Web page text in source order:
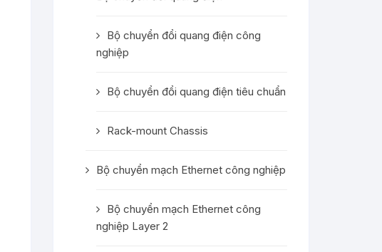
Bộ chuyển đổi quang điện công
nghiệp
Bộ chuyển đổi quang điện tiêu chuẩn
Rack-mount Chassis
Bộ chuyển mạch Ethernet công nghiệp
Bộ chuyển mạch Ethernet công
nghiệp Layer 2